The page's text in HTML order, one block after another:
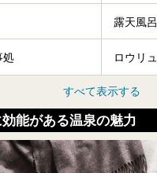
露天風呂
処 ロウリュ
すべて表示する
能がある温泉の魅力